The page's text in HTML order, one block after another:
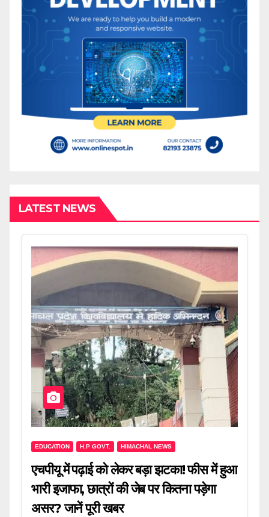
LATEST NEWS
EDUCATION H.P GOVT. HIMACHAL NEWS
एचपीयू में पढ़ाई को लेकर बड़ा झटका! फीस में हुआ
भारी इजाफा, छात्रों की जेब पर कितना पड़ेगा
असर? जानें पूरी खबर